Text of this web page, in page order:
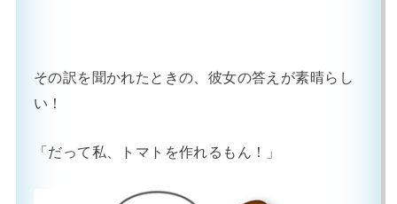
その訳を聞かれたときの、彼女の答えが素晴らし
い！
「だって私、トマトを作れるもん！」